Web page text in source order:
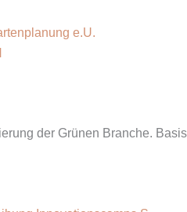
e.U.
der Grünen Branche.